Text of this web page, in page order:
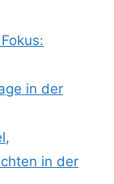
in der
,
in der